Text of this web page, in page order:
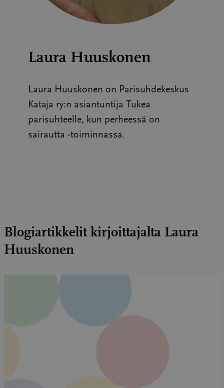
Laura Huuskonen
Laura Huuskonen on Parisuhdekeskus
Kataja ry:n asiantuntija Tukea
parisuhteelle, kun perheessä on
sairautta -toiminnassa.
Blogiartikkelit kirjoittajalta Laura
Huuskonen